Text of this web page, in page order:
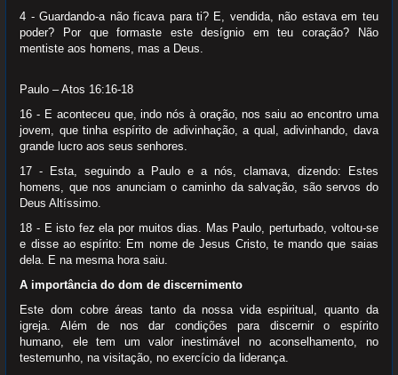
4 - Guardando-a não ficava para ti? E, vendida, não estava em teu
poder? Por que formaste este desígnio em teu coração? Não
mentiste aos homens, mas a Deus.
Paulo – Atos 16:16-18
16 - E aconteceu que, indo nós à oração, nos saiu ao encontro uma
jovem, que tinha espírito de adivinhação, a qual, adivinhando, dava
grande lucro aos seus senhores.
17 - Esta, seguindo a Paulo e a nós, clamava, dizendo: Estes
homens, que nos anunciam o caminho da salvação, são servos do
Deus Altíssimo.
18 - E isto fez ela por muitos dias. Mas Paulo, perturbado, voltou-se
e disse ao espírito: Em nome de Jesus Cristo, te mando que saias
dela. E na mesma hora saiu.
A importância do dom de discernimento
Este dom cobre áreas tanto da nossa vida espiritual, quanto da
igreja. Além de nos dar condições para discernir o espírito
humano, ele tem um valor inestimável no aconselhamento, no
testemunho, na visitação, no exercício da liderança.